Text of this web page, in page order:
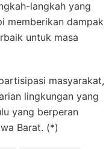
langkah yang
memberikan dampak
untuk masa
masyarakat,
lingkungan yang
yang berperan
Barat. (*)